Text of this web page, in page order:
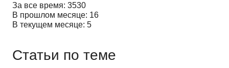
За все время: 3530
В прошлом месяце: 16
В текущем месяце: 5
Статьи по теме